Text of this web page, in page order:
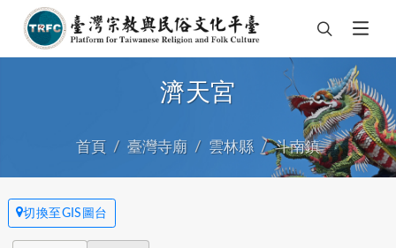
濟天宮
首頁 臺灣寺廟 雲林縣 斗南鎮
切換至GIS圖台